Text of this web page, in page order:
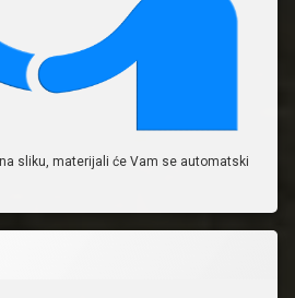
sliku, materijali će Vam se automatski